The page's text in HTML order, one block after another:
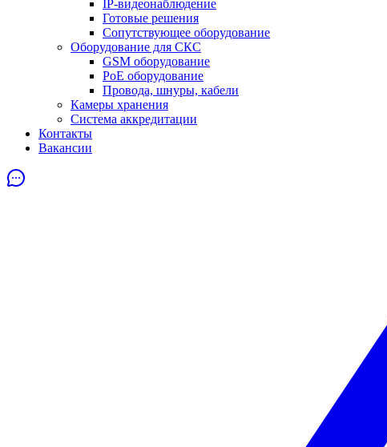
IP-видеонаблюдение
Готовые решения
Сопутствующее оборудование
Оборудование для СКС
GSM оборудование
PoE оборудование
Провода, шнуры, кабели
Камеры хранения
Система аккредитации
Контакты
Вакансии